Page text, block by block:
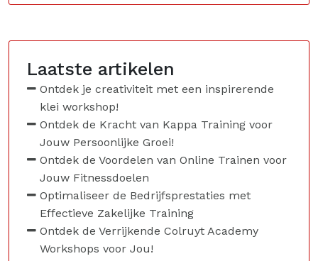
Laatste artikelen
Ontdek je creativiteit met een inspirerende
klei workshop!
Ontdek de Kracht van Kappa Training voor
Jouw Persoonlijke Groei!
Ontdek de Voordelen van Online Trainen voor
Jouw Fitnessdoelen
Optimaliseer de Bedrijfsprestaties met
Effectieve Zakelijke Training
Ontdek de Verrijkende Colruyt Academy
Workshops voor Jou!